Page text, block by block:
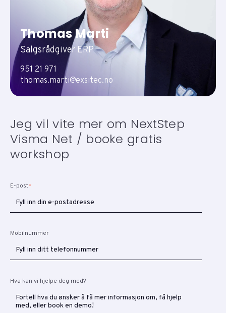
Thomas Marti
Salgsrådgiver ERP
951 21 971
thomas.marti@exsitec.no
Jeg vil vite mer om NextStep
Visma Net / booke gratis
workshop
E-post*
Mobilnummer
Hva kan vi hjelpe deg med?